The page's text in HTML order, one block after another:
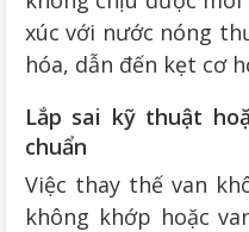
xúc với nước nóng
hóa, dẫn đến kẹt cơ
Lắp sai kỹ thuật
chuẩn
Việc thay thế van
không khớp hoặc